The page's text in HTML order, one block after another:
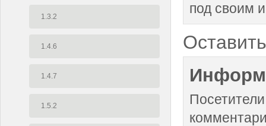
1.3.2
1.4.6
1.4.7
1.5.2
под своим